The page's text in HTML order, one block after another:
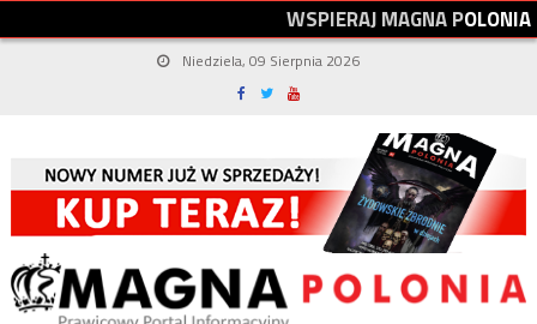
WSPIERAJMAGNAPOLONIA
Niedziela, 09 Sierpnia 2026